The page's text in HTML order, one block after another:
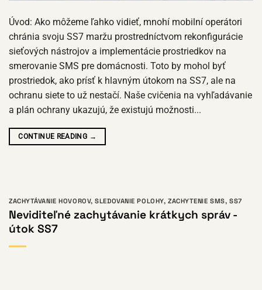
Úvod: Ako môžeme ľahko vidieť, mnohí mobilní operátori
chránia svoju SS7 maržu prostredníctvom rekonfigurácie
sieťových nástrojov a implementácie prostriedkov na
smerovanie SMS pre domácnosti. Toto by mohol byť
prostriedok, ako prísť k hlavným útokom na SS7, ale na
ochranu siete to už nestačí. Naše cvičenia na vyhľadávanie
a plán ochrany ukazujú, že existujú možnosti...
CONTINUE READING →
ZACHYTÁVANIE HOVOROV,SLEDOVANIE POLOHY, ZACHYTENIE SMS, SS7
Neviditeľné zachytávanie krátkych správ -
útok SS7